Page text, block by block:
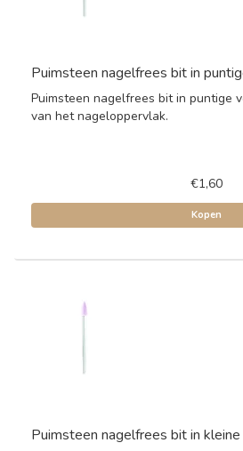
Puimsteen nagelfrees bit in
Puimsteen nagelfrees bit in puntige
van het nageloppervlak.
€1,60
Kopen
Puimsteen nagelfrees bit in